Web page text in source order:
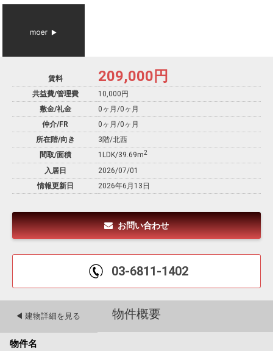
賃料 209,000 円
共益費/管理費
10,000円
敷金/礼金
0ヶ月 /0ヶ月
仲介/FR
0ヶ月 /0ヶ月
所在階/向き
3階/北西
間取/面積
1LDK/39.69m2
入居日
2026/07/01
情報更新日
2026年6月13日
お問い合わせ
03-6811-1402
物件概要
◀︎ 建物詳細を見る
物件名